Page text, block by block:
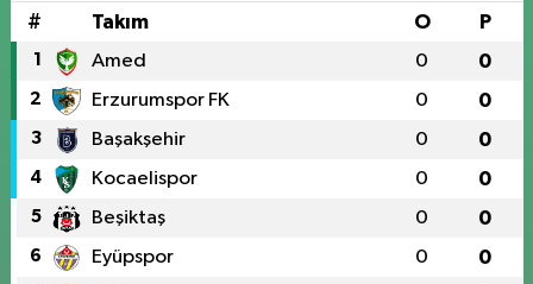
# Takım O P
1 Amed 0 0
2 Erzurumspor FK 0 0
3 Başakşehir 0 0
4 Kocaelispor 0 0
5 Beşiktaş 0 0
6 Eyüpspor 0 0